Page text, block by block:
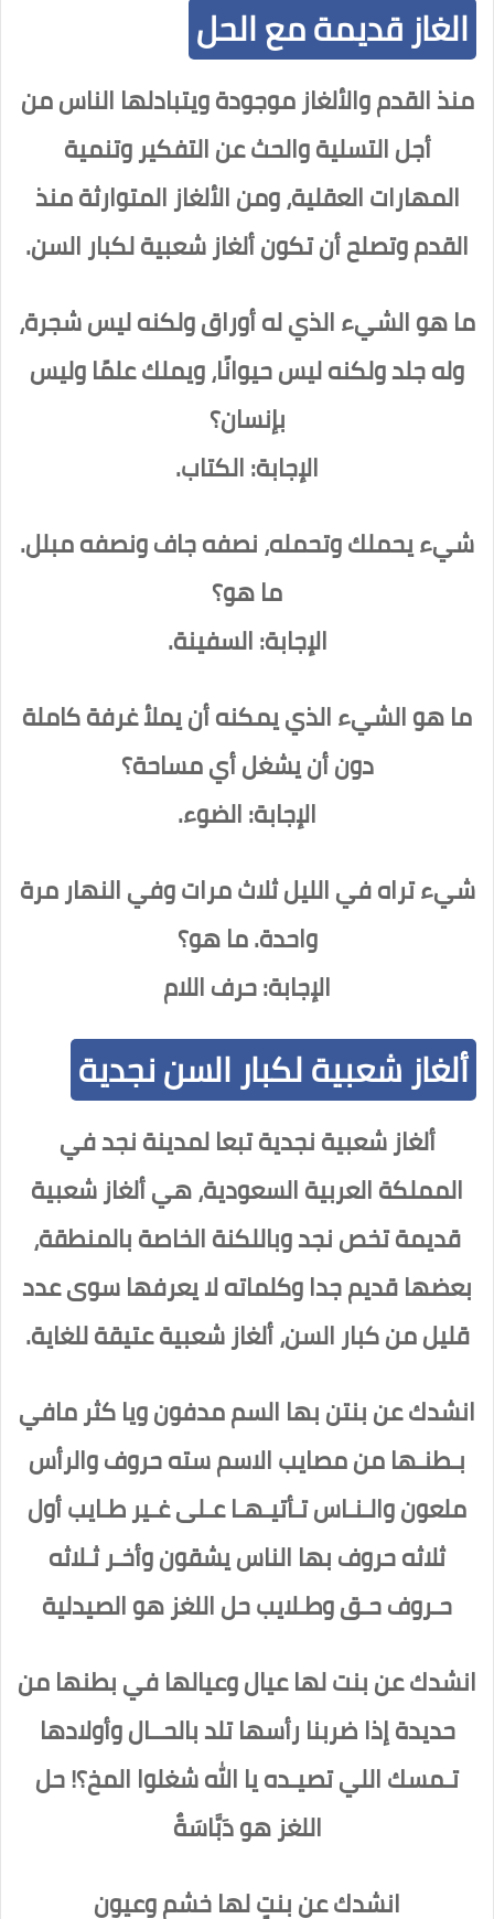
الغاز قديمة مع الحل
منذ القدم والألغاز موجودة ويتبادلها الناس من
أجل التسلية والحث عن التفكير وتنمية
المهارات العقلية، ومن الألغاز المتوارثة منذ
القدم وتصلح أن تكون ألغاز شعبية لكبار السن.
ما هو الشيء الذي له أوراق ولكنه ليس شجرة،
وله جلد ولكنه ليس حيوانًا، ويملك علمًا وليس
بإنسان؟
الإجابة: الكتاب.
شيء يحملك وتحمله، نصفه جاف ونصفه مبلل.
ما هو؟
الإجابة: السفينة.
ما هو الشيء الذي يمكنه أن يملأ غرفة كاملة
دون أن يشغل أي مساحة؟
الإجابة: الضوء.
شيء تراه في الليل ثلاث مرات وفي النهار مرة
واحدة. ما هو؟
الإجابة: حرف اللام
ألغاز شعبية لكبار السن نجدية
ألغاز شعبية نجدية تبعا لمدينة نجد في
المملكة العربية السعودية، هي ألغاز شعبية
قديمة تخص نجد وباللكنة الخاصة بالمنطقة،
بعضها قديم جدا وكلماته لا يعرفها سوى عدد
قليل من كبار السن، ألغاز شعبية عتيقة للغاية.
انشدك عن بنتن بها السم مدفون ويا كثر مافي
بـطنـها من مصايب الاسم سته حروف والرأس
ملعون والـنـاس تـأتيـهـا عـلى غـير طـايب أول
ثلاثه حروف بها الناس يشقون وأخـر ثـلاثه
حـروف حـق وطـلايبحل اللغز هو الصيدلية
انشدك عن بنت لها عيال وعيالها في بطنها من
حديدة إذا ضربنا رأسها تلد بالحــال وأولادها
تـمسك اللي تصيـده يا الله شغلوا المخ؟! حل
اللغز هو دَبَّاسَةٌ
انشدك عن بنتٍ لها خشم وعيون